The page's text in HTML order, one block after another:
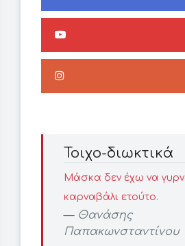
Τοιχο-διωκτικά
Μάσκα δεν έχω να
καρναβάλι ετούτο.
Θανάσης
Παπακωνσταντίνου